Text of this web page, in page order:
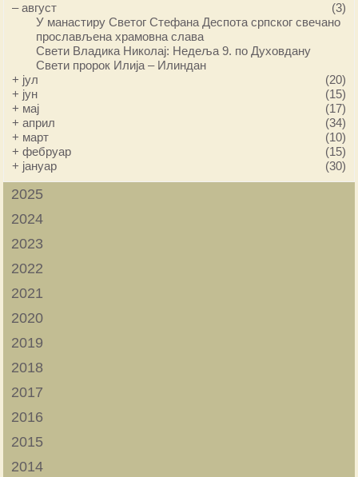
–август
(3)
У манастиру Светог Стефана Деспота српског свечано
прослављена храмовна слава
Свети Владика Николај: Недеља 9. по Духовдану
Свети пророк Илија – Илиндан
+ јул
(20)
+ јун
(15)
+ мај
(17)
+април
(34)
+ март
(10)
+фебруар
(15)
+ јануар (30)
2025
2024
2023
2022
2021
2020
2019
2018
2017
2016
2015
2014